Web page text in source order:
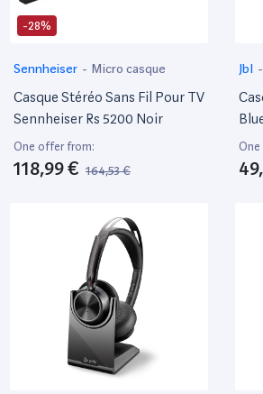
-28%
Sennheiser - Micro casque
Casque Stéréo Sans Fil Pour TV
Sennheiser Rs 5200 Noir
One offer from:
118,99 € 164,53 €
Jbl -